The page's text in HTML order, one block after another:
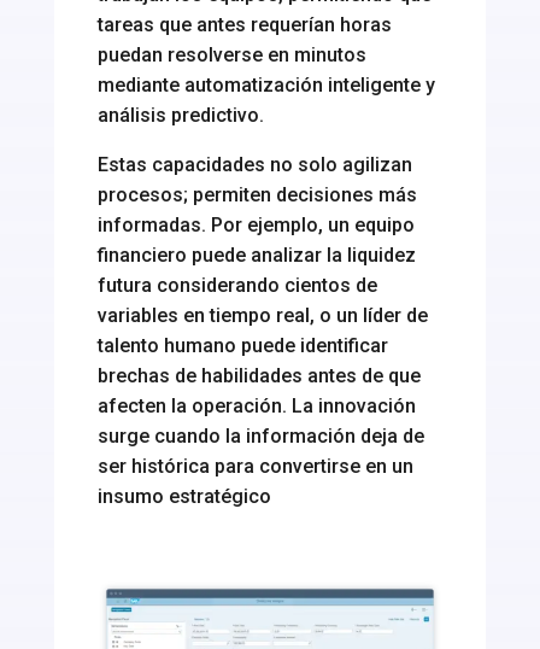
tareas que antes requerían horas
puedan resolverse en minutos
mediante automatización inteligente y
análisis predictivo.
Estas capacidades no solo agilizan
procesos; permiten decisiones más
informadas. Por ejemplo, un equipo
financiero puede analizar la liquidez
futura considerando cientos de
variables en tiempo real, o un líder de
talento humano puede identificar
brechas de habilidades antes de que
afecten la operación. La innovación
surge cuando la información deja de
ser histórica para convertirse en un
insumo estratégico